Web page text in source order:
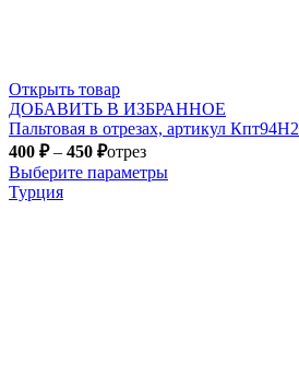
Открыть товар
ДОБАВИТЬ В ИЗБРАННОЕ
Пальтовая в отрезах, артикул Кпт94Н2
400 ₽– 450 ₽отрез
Выберите параметры
Турция